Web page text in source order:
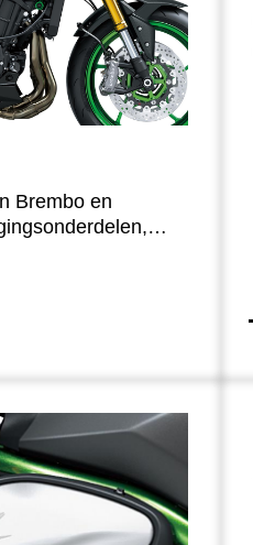
Brembo en
rijeigenschappen